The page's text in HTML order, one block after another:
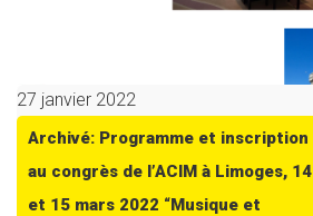
27 janvier 2022
Archivé: Programme et inscription
au congrès de l’ACIM à Limoges, 14
et 15 mars 2022 “Musique et